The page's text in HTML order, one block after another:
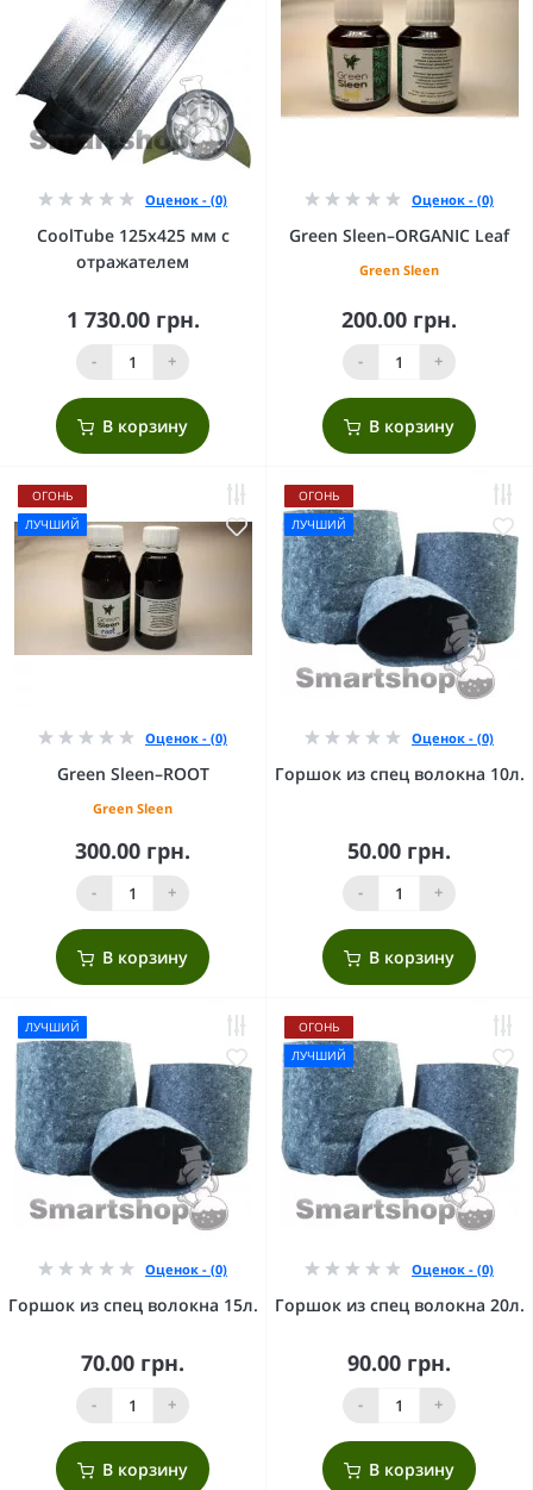
Оценок - (0)
CoolTube 125х425 мм с
отражателем
1 730.00 грн.
- +
В корзину
Оценок - (0)
Green Sleen–ORGANIC Leaf
Green Sleen
200.00 грн.
- +
В корзину
ОГОНЬ
ЛУЧШИЙ
Оценок - (0)
Green Sleen–ROOT
Green Sleen
300.00 грн.
- +
В корзину
ОГОНЬ
ЛУЧШИЙ
Оценок - (0)
Горшок из спец волокна 10л.
50.00 грн.
- +
В корзину
ЛУЧШИЙ
Оценок - (0)
Горшок из спец волокна 15л.
70.00 грн.
- +
В корзину
ОГОНЬ
ЛУЧШИЙ
Оценок - (0)
Горшок из спец волокна 20л.
90.00 грн.
- +
В корзину